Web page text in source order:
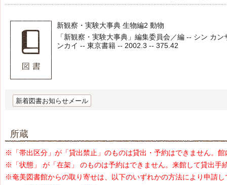
新観察・実験大事典 生物編2 動物
「新観察・実験大事典」編集委員会／編 -- シン カ
ンカイ -- 東京書籍 -- 2002.3 -- 375.42
新着図書お知らせメール
所蔵
※「帯出区分」が「貸出禁止」のものは貸出・予約はできません。
※「状態」 が「在架」 のものは予約はできません。来館して貸出手
※奄美図書館からの取り寄せは、以下のいずれかの方法により申請し